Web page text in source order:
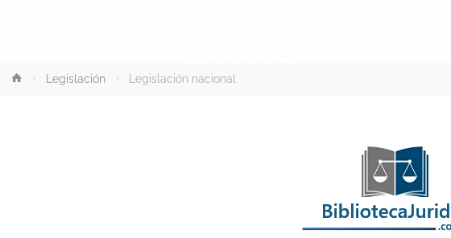
Inicio Legislación Legislación nacional